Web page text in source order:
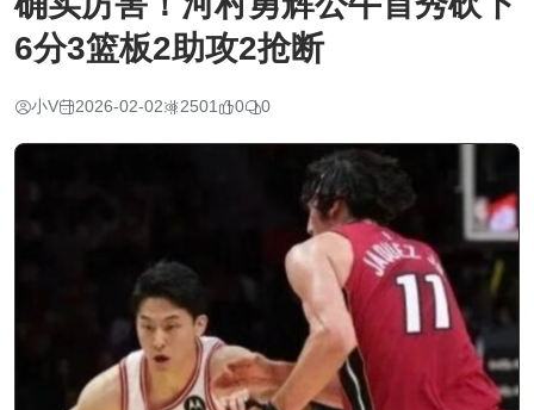
6分3篮板2助攻2抢断
小V 2026-02-02 2501 0 0